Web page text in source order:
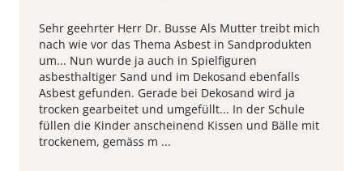
Sehr geehrter Herr Dr. Busse Als Mutter treibt mich
nach wie vor das Thema Asbest in Sandprodukten
um... Nun wurde ja auch in Spielfiguren
asbesthaltiger Sand und im Dekosand ebenfalls
Asbest gefunden. Gerade bei Dekosand wird ja
trocken gearbeitet und umgefüllt... In der Schule
füllen die Kinder anscheinend Kissen und Bälle mit
trockenem, gemäss m ...